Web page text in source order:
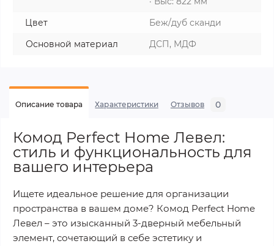
Цвет
Беж/дуб сканди
Основной материал
ДСП, МДФ
Описание товара Характеристики Отзывов 0
Комод Perfect Home Левел:
стиль и функциональность для
вашего интерьера
Ищете идеальное решение для организации
пространства в вашем доме? Комод Perfect Home
Левел – это изысканный 3-дверный мебельный
элемент, сочетающий в себе эстетику и